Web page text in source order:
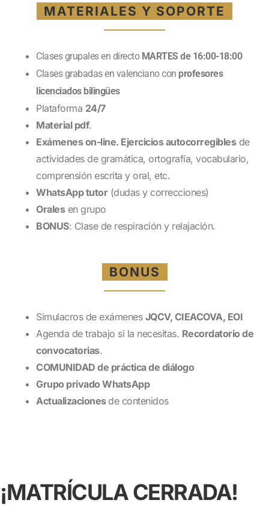
MATERIALES Y SOPORTE
Clases grupales en directo MARTES de 16:00-18:00
Clases grabadas en valenciano con profesores
licenciados bilingües
Plataforma 24/7
Material pdf.
Exámenes on-line. Ejercicios autocorregiblesde
actividades de gramática, ortografía, vocabulario,
comprensión escrita y oral, etc.
WhatsApp tutor(dudas y correcciones)
Oralesen grupo
BONUS: Clase de respiración y relajación.
BONUS
Simulacros de exámenes JQCV, CIEACOVA, EOI
Agenda de trabajo si la necesitas. Recordatorio de
convocatorias.
COMUNIDAD de práctica de diálogo
Grupo privado WhatsApp
Actualizaciones de contenidos
¡MATRÍCULA CERRADA!